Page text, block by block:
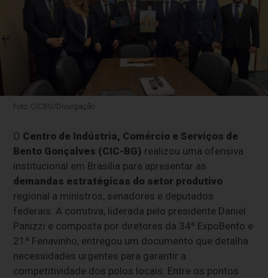
Foto: CICBG/Divulgação
O Centro de Indústria, Comércio e Serviços de
Bento Gonçalves (CIC-BG) realizou uma ofensiva
institucional em Brasília para apresentar as
demandas estratégicas do setor produtivo
regional a ministros, senadores e deputados
federais. A comitiva, liderada pelo presidente Daniel
Panizzi e composta por diretores da 34ª ExpoBento e
21ª Fenavinho, entregou um documento que detalha
necessidades urgentes para garantir a
competitividade dos polos locais. Entre os pontos